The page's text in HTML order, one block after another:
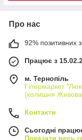
Про нас
92% позитивних з
Працює з
м. Тернопіль
Гіпермаркет
(колишня
Контакти
Сьогодні
Показати весь